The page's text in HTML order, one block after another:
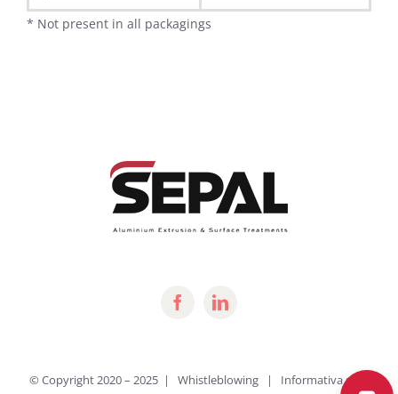
* Not present in all packagings
© Copyright 2020 – 2025 | Whistleblowing| Informativa sulla